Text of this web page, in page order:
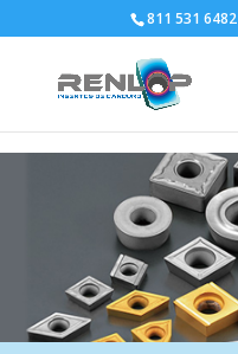
811 531 6482